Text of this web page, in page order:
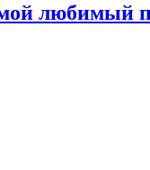
любимый